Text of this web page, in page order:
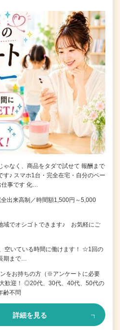
なく、商品をタダで試せて 報酬まで
す♪ スマホ1台・完全在宅・自分のペー
仕事です 化…
出来高制／時間額1,500円～5,000
域でオシゴトできます♪ お気軽にご
空いている時間に働けます！ ☆1回の
期まで…
をお持ちの方（※アンケートに必要
歓迎！ ◎20代、30代、40代、50代の
不問
詳細を見る